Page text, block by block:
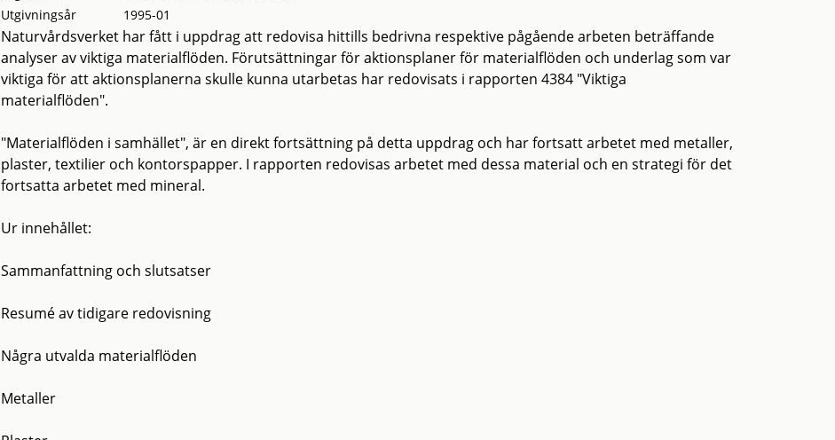
Utgivningsår
1995-01
Naturvårdsverket har fått i uppdrag att redovisa hittills bedrivna respektive pågående arbeten beträffande
analyser av viktiga materialflöden. Förutsättningar för aktionsplaner för materialflöden och underlag som var
viktiga för att aktionsplanerna skulle kunna utarbetas har redovisats i rapporten 4384 "Viktiga
materialflöden".
"Materialflöden i samhället", är en direkt fortsättning på detta uppdrag och har fortsatt arbetet med metaller,
plaster, textilier och kontorspapper. I rapporten redovisas arbetet med dessa material och en strategi för det
fortsatta arbetet med mineral.
Ur innehållet:
Sammanfattning och slutsatser
Resumé av tidigare redovisning
Några utvalda materialflöden
Metaller